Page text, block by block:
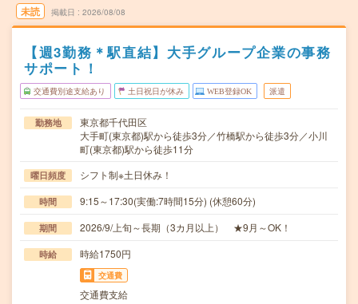
未読 掲載日 2026/08/08
【週3勤務＊駅直結】大手グループ企業の事務
サポート！
交通費別途支給あり 土日祝日が休み WEB登録OK 派遣
勤務地
東京都千代田区
大手町(東京都)駅から徒歩3分／竹橋駅から徒歩3分／小川
町(東京都)駅から徒歩11分
曜日頻度 シフト制※土日休み！
時間 9:15～17:30(実働:7時間15分) (休憩60分)
期間 2026/9/上旬～長期（3カ月以上） ★9月～OK！
時給 時給1750円
交通費
交通費支給